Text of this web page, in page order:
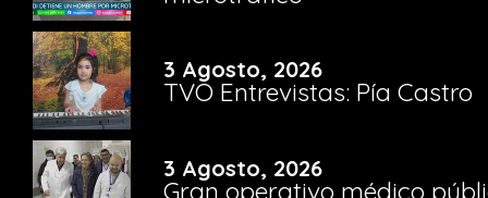
3 Agosto, 2026
TVO Entrevistas: Pía Castro
3 Agosto, 2026
Gran operativo médico